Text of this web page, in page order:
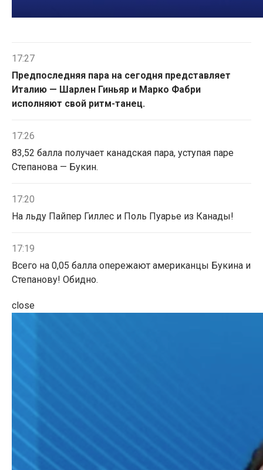
17:27
Предпоследняя пара на сегодня представляет
Италию — Шарлен Гиньяр и Марко Фабри
исполняют свой ритм-танец.
17:26
83,52 балла получает канадская пара, уступая паре
Степанова — Букин.
17:20
На льду Пайпер Гиллес и Поль Пуарье из Канады!
17:19
Всего на 0,05 балла опережают американцы Букина и
Степанову! Обидно.
close